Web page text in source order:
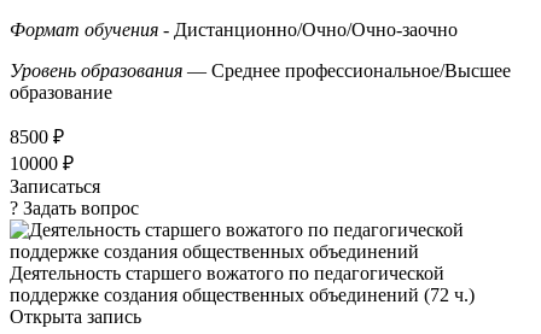
Формат обучения - Дистанционно/Очно/Очно-заочно
Уровень образования — Среднее профессиональное/Высшее
образование
8500 ₽
10000 ₽
Записаться
? Задать вопрос
Деятельность старшего вожатого по педагогической
поддержке создания общественных объединений (72 ч.)
Открыта запись